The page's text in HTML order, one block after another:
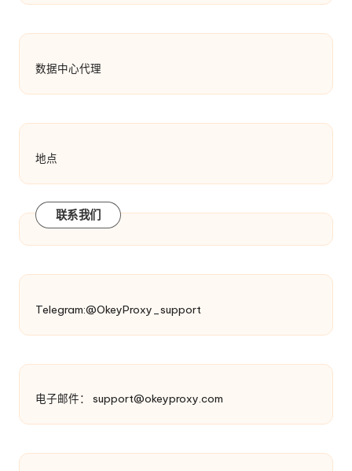
数据中心代理
地点
联系我们
Telegram:@OkeyProxy_support
电子邮件： support@okeyproxy.com